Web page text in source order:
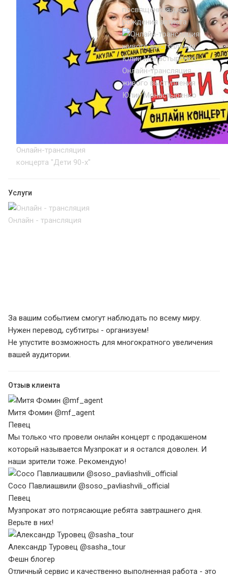
Онлайн-трансляция
концерта "Дети 90-х"
посвященная дню
рождения артиста
Онлайн-трансляция
живого выступления
Юлии Монастыренко
Услуги
Онлайн - трансляция
За вашим событием смогут наблюдать по всему миру.
Нужен перевод, субтитры - организуем!
Не упустите возможность для многократного увеличения
вашей аудитории.
Отзыв клиента
Митя Фомин @mf_agent
Певец
Мы только что провели онлайн концерт с продакшеном
который называется Музпрокат и я остался доволен. И
наши зрители тоже. Рекомендую!
Сосо Павлиашвили @soso_pavliashvili_official
Певец
Музпрокат это потрясающие ребята завтрашнего дня.
Верьте в них!
Александр Туровец @sasha_tour
Фешн блогер
Отличный сервис и качественно выполненная работа - это